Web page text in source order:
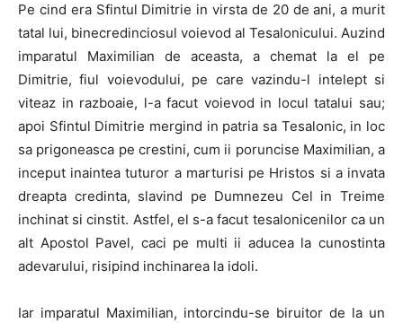
Pe cind era Sfintul Dimitrie in virsta de 20 de ani, a murit
tatal lui, binecredinciosul voievod al Tesalonicului. Auzind
imparatul Maximilian de aceasta, a chemat la el pe
Dimitrie, fiul voievodului, pe care vazindu-l intelept si
viteaz in razboaie, l-a facut voievod in locul tatalui sau;
apoi Sfintul Dimitrie mergind in patria sa Tesalonic, in loc
sa prigoneasca pe crestini, cum ii poruncise Maximilian, a
inceput inaintea tuturor a marturisi pe Hristos si a invata
dreapta credinta, slavind pe Dumnezeu Cel in Treime
inchinat si cinstit. Astfel, el s-a facut tesalonicenilor ca un
alt Apostol Pavel, caci pe multi ii aducea la cunostinta
adevarului, risipind inchinarea la idoli.
Iar imparatul Maximilian, intorcindu-se biruitor de la un